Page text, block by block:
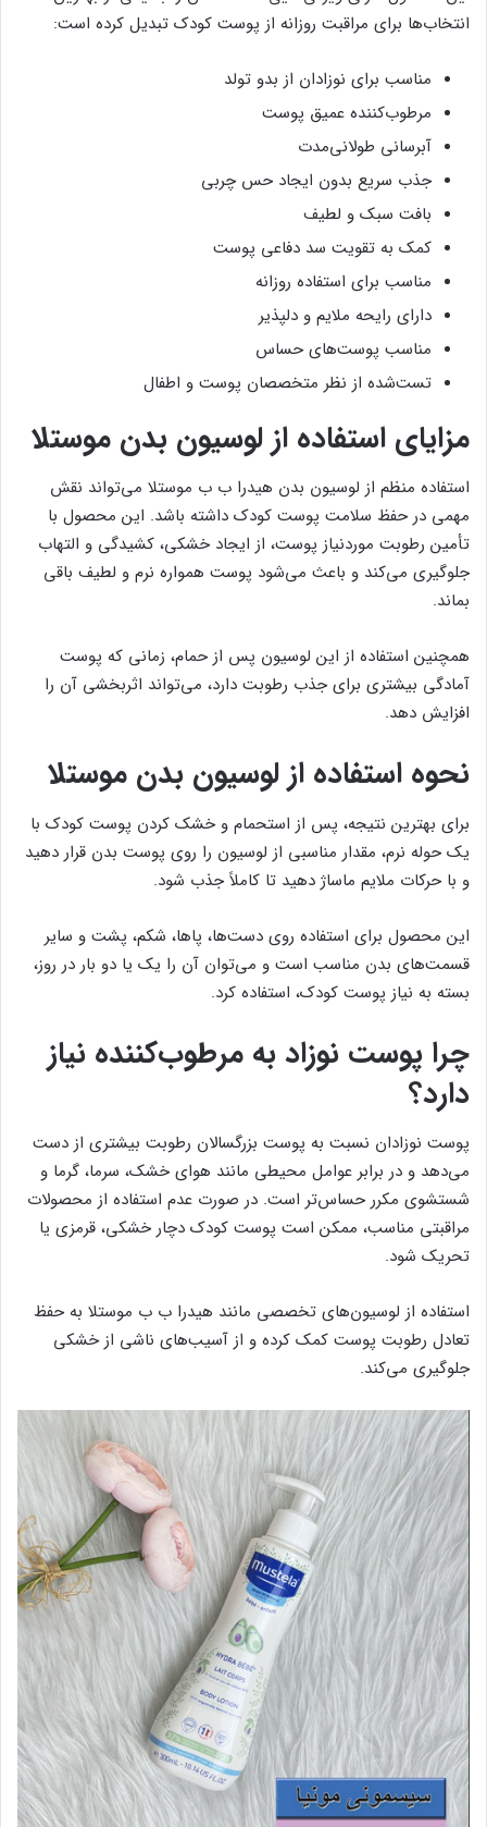
انتخاب‌ها برای مراقبت روزانه از پوست کودک تبدیل کرده است:
مناسب برای نوزادان از بدو تولد
مرطوب‌کننده عمیق پوست
آبرسانی طولانی‌مدت
جذب سریع بدون ایجاد حس چربی
بافت سبک و لطیف
کمک به تقویت سد دفاعی پوست
مناسب برای استفاده روزانه
دارای رایحه ملایم و دلپذیر
مناسب پوست‌های حساس
تست‌شده از نظر متخصصان پوست و اطفال
مزایای استفاده از لوسیون بدن موستلا
استفاده منظم از لوسیون بدن هیدرا ب ب موستلا می‌تواند نقش
مهمی در حفظ سلامت پوست کودک داشته باشد. این محصول با
تأمین رطوبت موردنیاز پوست، از ایجاد خشکی، کشیدگی و التهاب
جلوگیری می‌کند و باعث می‌شود پوست همواره نرم و لطیف باقی
بماند.
همچنین استفاده از این لوسیون پس از حمام، زمانی که پوست
آمادگی بیشتری برای جذب رطوبت دارد، می‌تواند اثربخشی آن را
افزایش دهد.
نحوه استفاده از لوسیون بدن موستلا
برای بهترین نتیجه، پس از استحمام و خشک کردن پوست کودک با
یک حوله نرم، مقدار مناسبی از لوسیون را روی پوست بدن قرار دهید
و با حرکات ملایم ماساژ دهید تا کاملاً جذب شود.
این محصول برای استفاده روی دست‌ها، پاها، شکم، پشت و سایر
قسمت‌های بدن مناسب است و می‌توان آن را یک یا دو بار در روز،
بسته به نیاز پوست کودک، استفاده کرد.
چرا پوست نوزاد به مرطوب‌کننده نیاز
دارد؟
پوست نوزادان نسبت به پوست بزرگسالان رطوبت بیشتری از دست
می‌دهد و در برابر عوامل محیطی مانند هوای خشک، سرما، گرما و
شستشوی مکرر حساس‌تر است. در صورت عدم استفاده از محصولات
مراقبتی مناسب، ممکن است پوست کودک دچار خشکی، قرمزی یا
تحریک شود.
استفاده از لوسیون‌های تخصصی مانند هیدرا ب ب موستلا به حفظ
تعادل رطوبت پوست کمک کرده و از آسیب‌های ناشی از خشکی
جلوگیری می‌کند.